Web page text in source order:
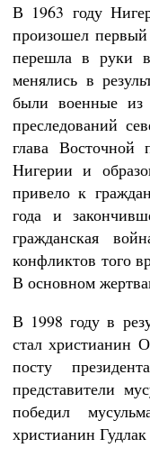
В 1963 году
произошел первый
перешла в руки
менялись в
были военные из
преследований
глава Восточной
Нигерии и
привело к
года и
гражданская
конфликтов того
В основном
В 1998 году в
стал христианин
посту
представители
победил
христианин